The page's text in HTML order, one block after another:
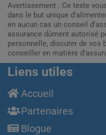
Avertissement : Ce texte
dans le but unique
en aucun cas un conseil
assurance dûment autorisé
personnelle, discuter de vos
conseiller en matière
Liens utiles
Accueil
Partenaires
Blogue